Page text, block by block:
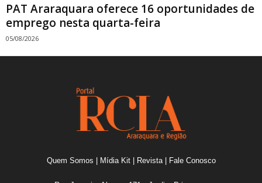
PAT Araraquara oferece 16 oportunidades de
emprego nesta quarta-feira
05/08/2026
Quem Somos Mídia Kit| Revista| Fale Conosco